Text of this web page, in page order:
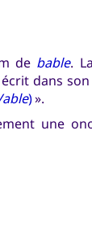
de bable.
dans son
)».
une